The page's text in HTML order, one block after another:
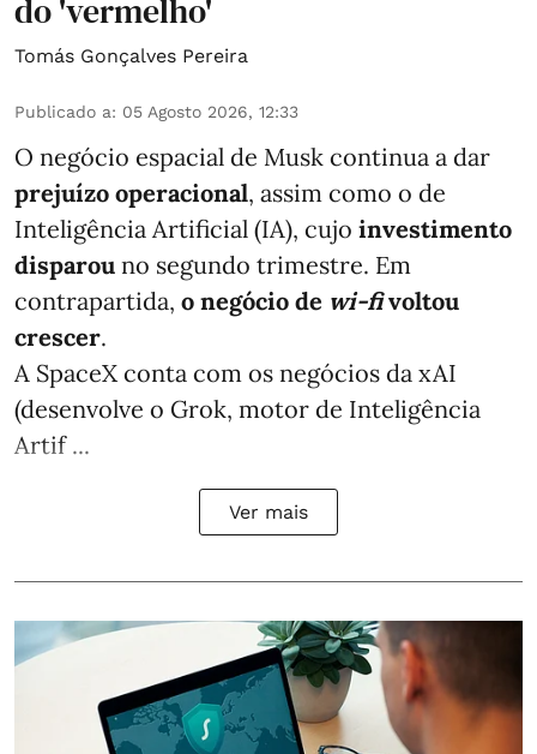
do 'vermelho'
Tomás Gonçalves Pereira
Publicado a: 05 Agosto 2026, 12:33
O negócio espacial de Musk continua a dar
prejuízo operacional, assim como o de
Inteligência Artificial (IA), cujo investimento
disparou no segundo trimestre. Em
contrapartida, o negócio de wi-fivoltou
crescer.
A SpaceX conta com os negócios da xAI
(desenvolve o Grok, motor de Inteligência
Artif ...
Ver mais